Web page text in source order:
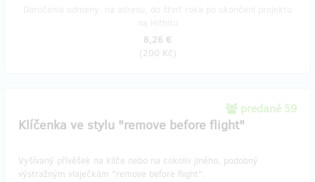
8,26 €
(200 Kč)
predané 59
Klíčenka ve stylu "remove before flight"
Vyšívaný přívěšek na klíče nebo na cokoliv jiného, podobný
výstražným vlaječkám "remove before flight".